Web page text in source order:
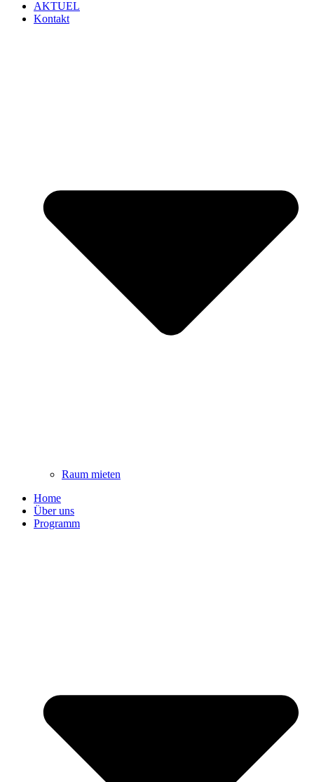
AKTUEL
Kontakt
Raum mieten
Home
Über uns
Programm